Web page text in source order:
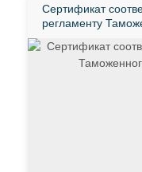
Сертификат
регламенту